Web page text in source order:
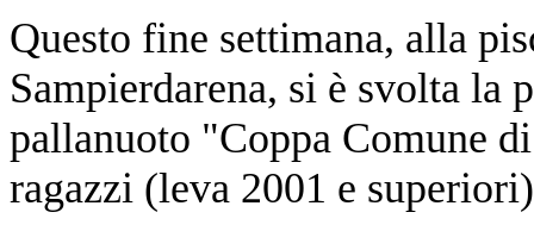
Questo fine settimana, alla
Sampierdarena, si è svolta la
pallanuoto "Coppa Comune
ragazzi (leva 2001 e